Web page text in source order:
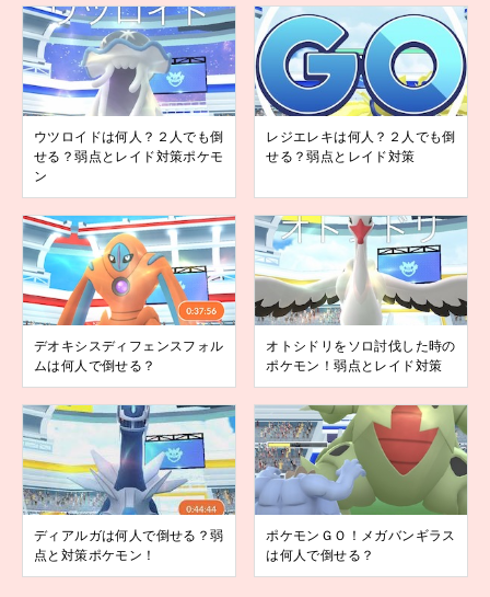
ウツロイドは何人？２人でも倒
せる？弱点とレイド対策ポケモ
ン
レジエレキは何人？２人でも倒
せる？弱点とレイド対策
デオキシスディフェンスフォル
ムは何人で倒せる？
オトシドリをソロ討伐した時の
ポケモン！弱点とレイド対策
ディアルガは何人で倒せる？弱
点と対策ポケモン！
ポケモンＧＯ！メガバンギラス
は何人で倒せる？